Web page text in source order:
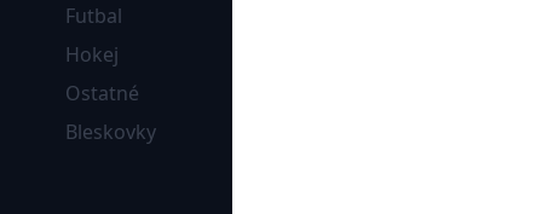
Futbal
Hokej
Ostatné
Bleskovky